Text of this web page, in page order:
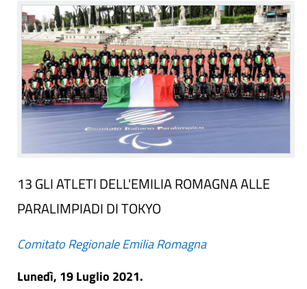
13 GLI ATLETI DELL'EMILIA ROMAGNA ALLE
PARALIMPIADI DI TOKYO
Comitato Regionale Emilia Romagna
Lunedì, 19 Luglio 2021.